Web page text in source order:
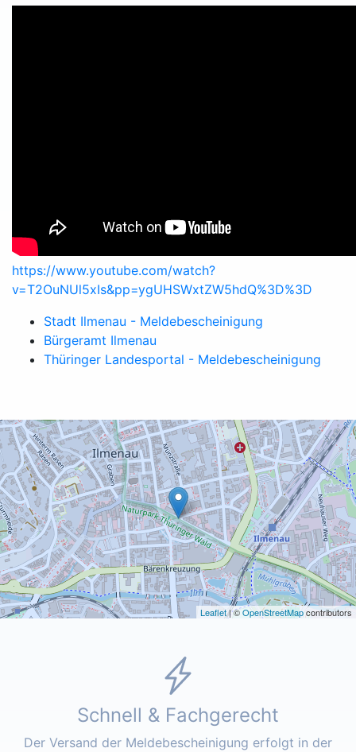
https://www.youtube.com/watch?
v=T2OuNUl5xIs&pp=ygUHSWxtZW5hdQ%3D%3D
Stadt Ilmenau - Meldebescheinigung
Bürgeramt Ilmenau
Thüringer Landesportal - Meldebescheinigung
Leaflet| ©OpenStreetMapcontributors
Schnell & Fachgerecht
Der Versand der Meldebescheinigung erfolgt in der